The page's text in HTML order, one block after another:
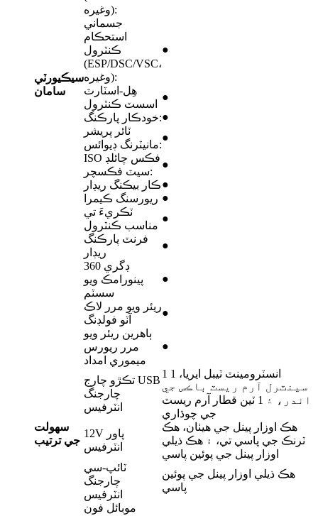
سيڪيورٽي
سامان
وغيره):
جسماني
استحڪام
ڪنٽرول
(ESP/DSC/VSC،
وغيره):
●
هِل-اسٽارٽ
اسسٽ ڪنٽرول
●
خودڪار پارڪنگ:●
ٽائر پريشر
مانيٽرنگ ڊيوائس:
●
ISO فڪس چائلڊ
سيٽ فڪسچر:
●
ڪار بيڪنگ ريڊار●
ريورسنگ ڪيمرا ●
ٽڪريءَ تي
مناسب ڪنٽرول
●
فرنٽ پارڪنگ
ريڊار
●
360 ڊگري
پينورامڪ ويو
سسٽم
●
سهولت
جي ترتيب
ريئر ويو مرر لاڪ
آٽو فولڊنگ
●
ٻاهرين ريئر ويو
مرر ريورس
ميموري امداد
●
تڪڙو چارج USB
چارجنگ
انٽرفيس
1 انسٽرومينٽ ٽيبل ايريا، 1
سينٽرل آرم ريسٽ باڪس جي
اندر، ۽ 1 ٽين قطار آرم ريسٽ
جي چوڌاري
12V پاور
انٽرفيس
هڪ اوزار پينل جي هيٺان، هڪ
ٽرنڪ جي پاسي تي، ۽ هڪ ذيلي
اوزار پينل جي پوئين پاسي
ٽائپ-سي
چارجنگ
انٽرفيس
هڪ ذيلي اوزار پينل جي پوئين
پاسي
موبائل فون